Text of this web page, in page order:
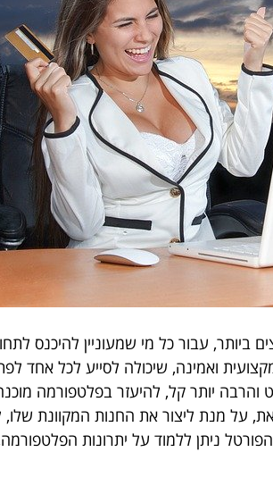
עבור כל מי שמעוניין להיכנס
ואמינה, שיכולה לסייע לכל אחד
והרבה יותר קל, להיעזר בפלטפורמה
על מנת ליצור את החנות המקוונת
ניתן ללמוד על יתרונות